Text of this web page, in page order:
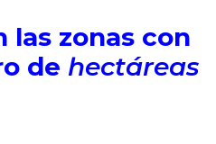
las zonas con
de hectáreas